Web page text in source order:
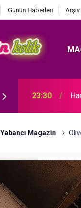
Günün Haberleri Arşiv
23:30
Yabancı Magazin